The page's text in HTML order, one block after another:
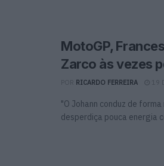
MotoGP,
Zarco às vezes
RICARDO FERREIRA
"O Johann conduz de
desperdiça pouca energia